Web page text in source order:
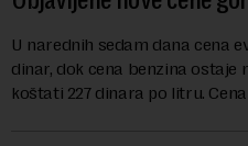
U narednih sedam dana cena
dinar, dok cena benzina ostaje
koštati 227 dinara po litru.